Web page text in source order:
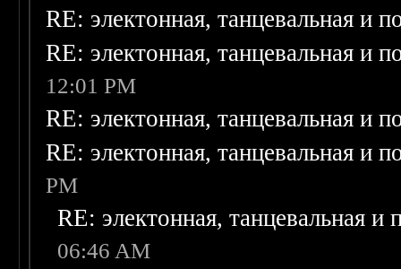
RE: электонная, танцевальная и
RE: электонная, танцевальная и
12:01 PM
RE: электонная, танцевальная и
RE: электонная, танцевальная и
PM
RE: электонная, танцевальная и
06:46 AM